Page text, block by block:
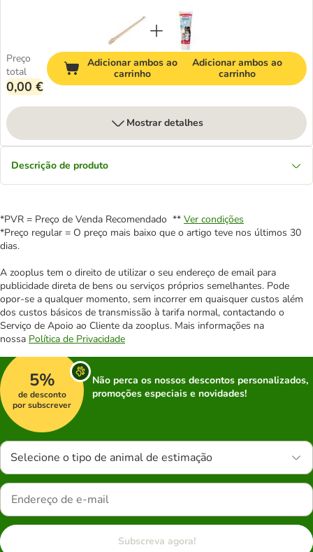
Preço
total
0,00 €
Adicionar ambos ao
carrinho
Adicionar ambos ao
carrinho
Mostrar detalhes
Descrição de produto
*PVR = Preço de Venda Recomendado ** Ver condições
*Preço regular = O preço mais baixo que o artigo teve nos últimos 30
dias.
A zooplus tem o direito de utilizar o seu endereço de email para
publicidade direta de bens ou serviços próprios semelhantes. Pode
opor-se a qualquer momento, sem incorrer em quaisquer custos além
dos custos básicos de transmissão à tarifa normal, contactando o
Serviço de Apoio ao Cliente da zooplus. Mais informações na
nossa Política de Privacidade
5%
de desconto
por subscrever
Não perca os nossos descontos personalizados,
promoções especiais e novidades!
Selecione o tipo de animal de estimação
Subscreva agora!